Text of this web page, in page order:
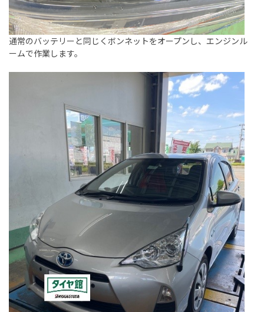
通常のバッテリーと同じくボンネットをオープンし、エンジンル
ームで作業します。